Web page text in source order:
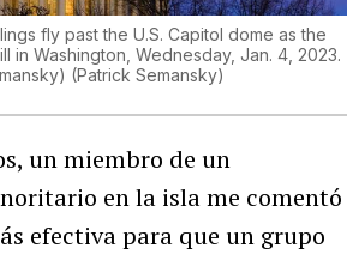
fly past the U.S. Capitol dome as the
in Washington, Wednesday, Jan. 4, 2023.
(Patrick Semansky)
un miembro de un
en la isla me comentó
efectiva para que un grupo